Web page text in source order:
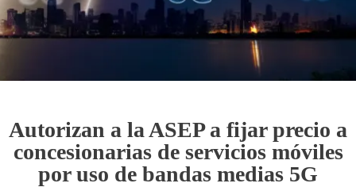
Autorizan a la ASEP a fijar precio a
concesionarias de servicios móviles
por uso de bandas medias 5G